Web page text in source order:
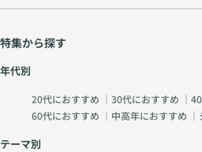
特集から探す
年代別
20代におすすめ ｜ 30代におすすめ ｜
60代におすすめ ｜ 中高年におすすめ ｜
テーマ別